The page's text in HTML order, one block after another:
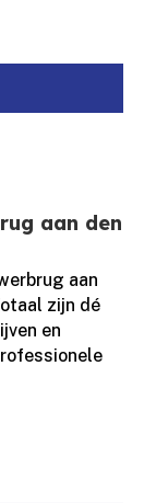
aan den
aan
zijn dé
en